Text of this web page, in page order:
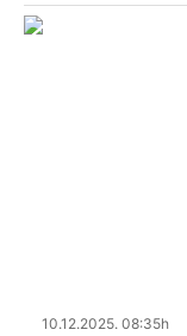
10.12.2025. 08:35h